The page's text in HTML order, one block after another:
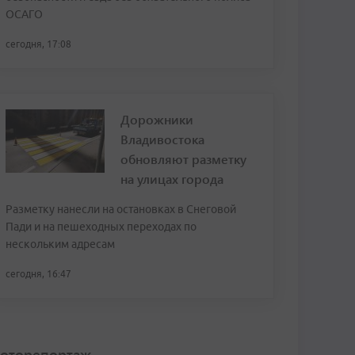
ОСАГО
сегодня, 17:08
Дорожники
Владивостока
обновляют разметку
на улицах города
Разметку нанесли на остановках в Снеговой
Пади и на пешеходных переходах по
нескольким адресам
сегодня, 16:47